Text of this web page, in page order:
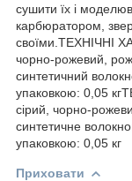
сушити їх і
карбюратором,
своїми.ТЕХНІЧНІ
чорно-рожевий,
синтетичний
упаковкою: 0,05
сірий, чорно-
синтетичне
упаковкою: 0,05 кг
Приховати